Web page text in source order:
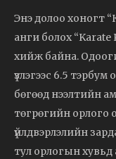
Энэ долоо хоногт
анги болох “Karate
хийж байна.
үзлэгээс 6.5
бөгөөд нээлтийн
төгрөгийн орлого
үйлдвэрлэлийн
тул орлогын